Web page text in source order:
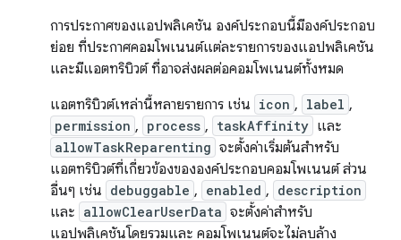
การประกาศของแอปพลิเคชัน องค์ประกอบนี้มีองค์ประกอบ
ย่อย ที่ประกาศคอมโพเนนต์แต่ละรายการของแอปพลิเคชัน
และมีแอตทริบิวต์ ที่อาจส่งผลต่อคอมโพเนนต์ทั้งหมด
แอตทริบิวต์เหล่านี้หลายรายการ เช่น icon , label ,
permission , process , taskAffinity และ
allowTaskReparenting จะตั้งค่าเริ่มต้นสำหรับ
แอตทริบิวต์ที่เกี่ยวข้องขององค์ประกอบคอมโพเนนต์ ส่วน
อื่นๆ เช่น debuggable , enabled , description
และ allowClearUserData จะตั้งค่าสำหรับ
แอปพลิเคชันโดยรวมและ คอมโพเนนต์จะไม่ลบล้าง